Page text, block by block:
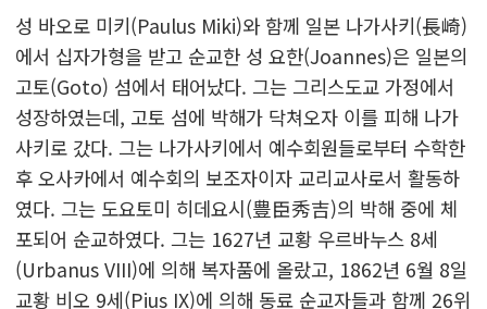
성 바오로 미키(Paulus Miki)와 함께 일본 나가사키(長崎)
에서 십자가형을 받고 순교한 성 요한(Joannes)은 일본의
고토(Goto) 섬에서 태어났다. 그는 그리스도교 가정에서
성장하였는데, 고토 섬에 박해가 닥쳐오자 이를 피해 나가
사키로 갔다. 그는 나가사키에서 예수회원들로부터 수학한
후 오사카에서 예수회의 보조자이자 교리교사로서 활동하
였다. 그는 도요토미 히데요시(豊臣秀吉)의 박해 중에 체
포되어 순교하였다. 그는 1627년 교황 우르바누스 8세
(Urbanus VIII)에 의해 복자품에 올랐고, 1862년 6월 8일
교황 비오 9세(Pius IX)에 의해 동료 순교자들과 함께 26위